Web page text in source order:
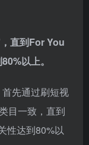
直到For You
以上。
先通过刷短视
目一致，直到
性达到80%以